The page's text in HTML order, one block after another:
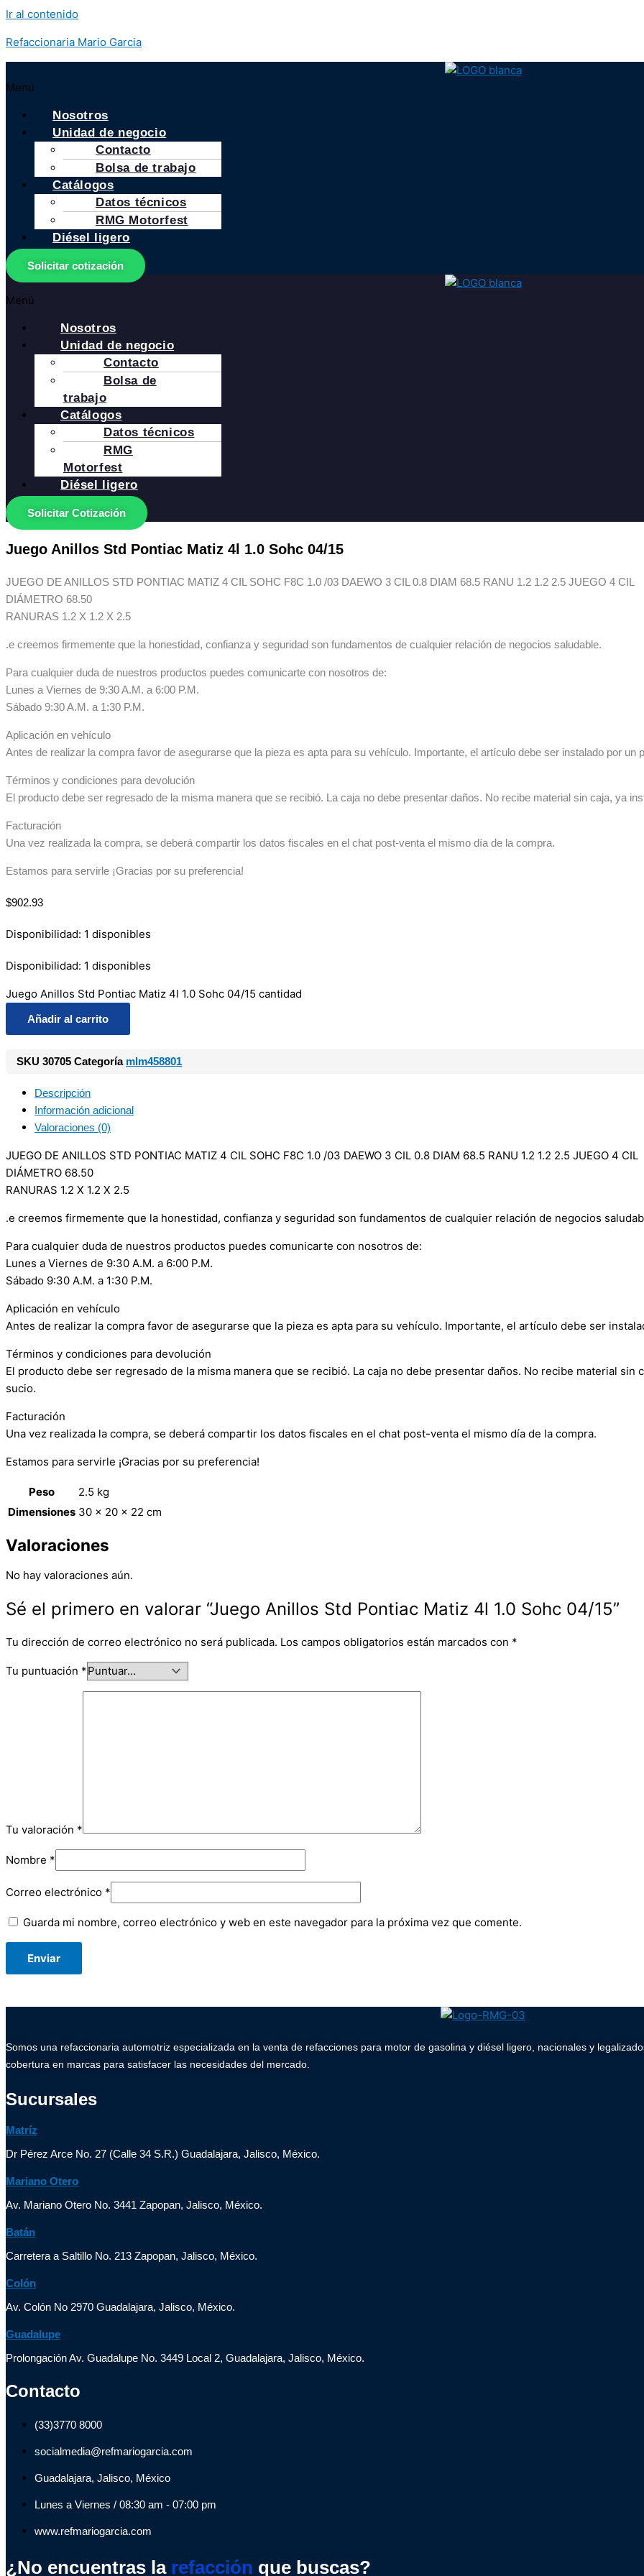
Ir al contenido
Refaccionaria Mario Garcia
Menú
Nosotros
Unidad de negocio
Contacto
Bolsa de trabajo
Catálogos
Datos técnicos
RMG Motorfest
Diésel ligero
Solicitar cotización
Menú
Nosotros
Unidad de negocio
Contacto
Bolsa de
trabajo
Catálogos
Datos técnicos
RMG
Motorfest
Diésel ligero
Solicitar Cotización
Juego Anillos Std Pontiac Matiz 4l 1.0 Sohc 04/15
JUEGO DE ANILLOS STD PONTIAC MATIZ 4 CIL SOHC F8C 1.0 /03 DAEWO 3 CIL 0.8 DIAM 68.5 RANU 1.2 1.2 2.5 JUEGO 4 CIL
DIÁMETRO 68.50
RANURAS 1.2 X 1.2 X 2.5
.e creemos firmemente que la honestidad, confianza y seguridad son fundamentos de cualquier relación de negocios saludable.
Para cualquier duda de nuestros productos puedes comunicarte con nosotros de:
Lunes a Viernes de 9:30 A.M. a 6:00 P.M.
Sábado 9:30 A.M. a 1:30 P.M.
Aplicación en vehículo
Antes de realizar la compra favor de asegurarse que la pieza es apta para su vehículo. Importante, el artículo debe ser instalado por un
Términos y condiciones para devolución
El producto debe ser regresado de la misma manera que se recibió. La caja no debe presentar daños. No recibe material sin caja, ya
Facturación
Una vez realizada la compra, se deberá compartir los datos fiscales en el chat post-venta el mismo día de la compra.
Estamos para servirle ¡Gracias por su preferencia!
$902.93
Disponibilidad: 1 disponibles
Disponibilidad: 1 disponibles
Juego Anillos Std Pontiac Matiz 4l 1.0 Sohc 04/15 cantidad
Añadir al carrito
SKU 30705 Categoría mlm458801
Descripción
Información adicional
Valoraciones (0)
JUEGO DE ANILLOS STD PONTIAC MATIZ 4 CIL SOHC F8C 1.0 /03 DAEWO 3 CIL 0.8 DIAM 68.5 RANU 1.2 1.2 2.5 JUEGO 4 CIL
DIÁMETRO 68.50
RANURAS 1.2 X 1.2 X 2.5
.e creemos firmemente que la honestidad, confianza y seguridad son fundamentos de cualquier relación de negocios
Para cualquier duda de nuestros productos puedes comunicarte con nosotros de:
Lunes a Viernes de 9:30 A.M. a 6:00 P.M.
Sábado 9:30 A.M. a 1:30 P.M.
Aplicación en vehículo
Antes de realizar la compra favor de asegurarse que la pieza es apta para su vehículo. Importante, el artículo debe ser
Términos y condiciones para devolución
El producto debe ser regresado de la misma manera que se recibió. La caja no debe presentar daños. No recibe material sin
sucio.
Facturación
Una vez realizada la compra, se deberá compartir los datos fiscales en el chat post-venta el mismo día de la compra.
Estamos para servirle ¡Gracias por su preferencia!
Peso
2.5 kg
Dimensiones 30 × 20 × 22 cm
Valoraciones
No hay valoraciones aún.
Sé el primero en valorar “Juego Anillos Std Pontiac Matiz 4l 1.0 Sohc 04/15”
Tu dirección de correo electrónico no será publicada. Los campos obligatorios están marcados con *
Tu puntuación *
Tu valoración *
Nombre *
Correo electrónico *
Guarda mi nombre, correo electrónico y web en este navegador para la próxima vez que comente.
Somos una refaccionaria automotriz especializada en la venta de refacciones para motor de gasolina y diésel ligero, nacionales y
cobertura en marcas para satisfacer las necesidades del mercado.
Sucursales
Matríz
Dr Pérez Arce No. 27 (Calle 34 S.R.) Guadalajara, Jalisco, México.
Mariano Otero
Av. Mariano Otero No. 3441 Zapopan, Jalisco, México.
Batán
Carretera a Saltillo No. 213 Zapopan, Jalisco, México.
Colón
Av. Colón No 2970 Guadalajara, Jalisco, México.
Guadalupe
Prolongación Av. Guadalupe No. 3449 Local 2, Guadalajara, Jalisco, México.
Contacto
(33)3770 8000
socialmedia@refmariogarcia.com
Guadalajara, Jalisco, México
Lunes a Viernes / 08:30 am - 07:00 pm
www.refmariogarcia.com
¿No encuentras la refacción que buscas?